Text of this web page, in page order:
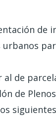
de
de
de